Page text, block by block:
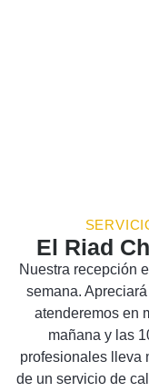
El Riad
Nuestra recepción
semana.
atenderemos en
mañana y las
profesionales lleva
de un servicio de